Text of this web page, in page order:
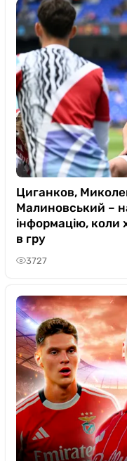
Циганков,
Малиновський –
інформацію, коли
в гру
3727